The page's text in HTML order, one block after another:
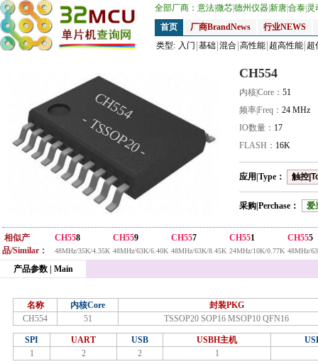
全部厂商： 意法微芯德州仪器新唐合泰 灵
首页
厂商BrandNews
行业NEWS
类型: 入门 基础 混合 高性能 超高性能 超
CH554
- TSSOP20 -
CH554
内核|Core： 51
频率|Freq： 24 MHz
IO数量： 17
FLASH： 16K
应用|Type： 触控
采购|Perchase： 爱
相似产
品/Similar：
CH558
48MHz/35K/4.35K
CH559
48MHz/63K/6.40K
CH557
48MHz/63K/8.45K
CH551
24MHz/10K/0.77K
CH555
48MHz/
产品参数 | Main
名称 内核Core
封装PKG
CH554
51 TSSOP20 SOP16 MSOP10 QFN16
SPI UART USB USBH主机
1
2 2 1